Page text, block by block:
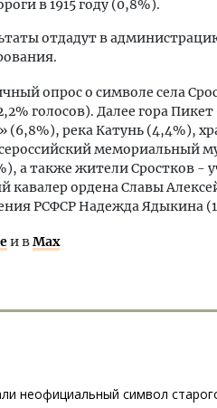
в 1915 году (0,8%).
отдадут в
опрос о символе села
голосов). Далее гора Пикет
река Катунь (4,4%),
мемориальный
а также жители Сростков -
ордена Славы
РСФСР Надежда Ядыкина
и вMax
неофициальный символ